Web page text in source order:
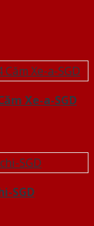
Xe-a-SGD
SGD